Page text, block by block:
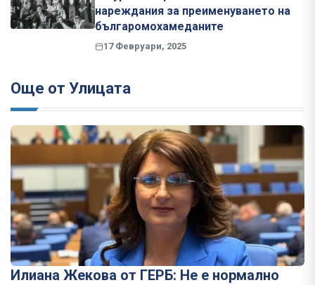
нареждания за преименуването на
българомохамеданите
17 Февруари, 2025
Още от Улицата
Илиана Жекова от ГЕРБ: Не е нормално